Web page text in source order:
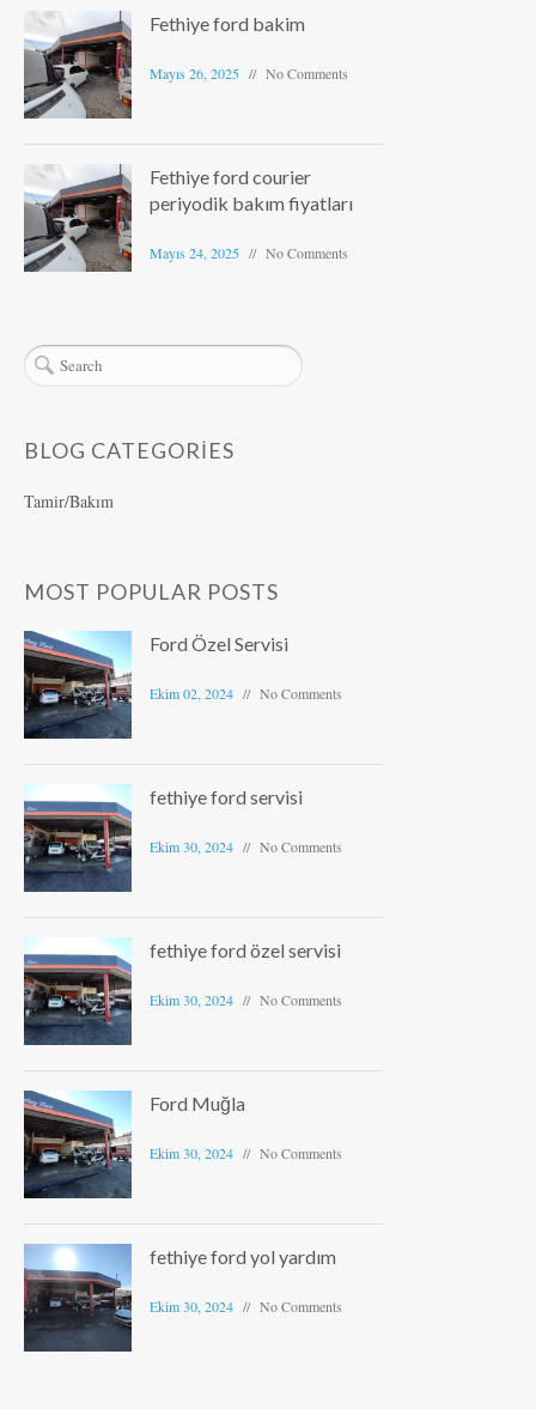
Fethiye ford bakim
Mayıs 26, 2025 No Comments
Fethiye ford courier
periyodik bakım fiyatları
Mayıs 24, 2025 No Comments
BLOG CATEGORIES
Tamir/Bakım
MOST POPULAR POSTS
Ford Özel Servisi
Ekim 02, 2024 No Comments
fethiye ford servisi
Ekim 30, 2024 No Comments
fethiye ford özel servisi
Ekim 30, 2024 No Comments
Ford Muğla
Ekim 30, 2024 No Comments
fethiye ford yol yardım
Ekim 30, 2024 No Comments